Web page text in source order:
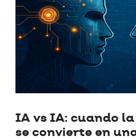
IA vs IA: cuando
se convierte en